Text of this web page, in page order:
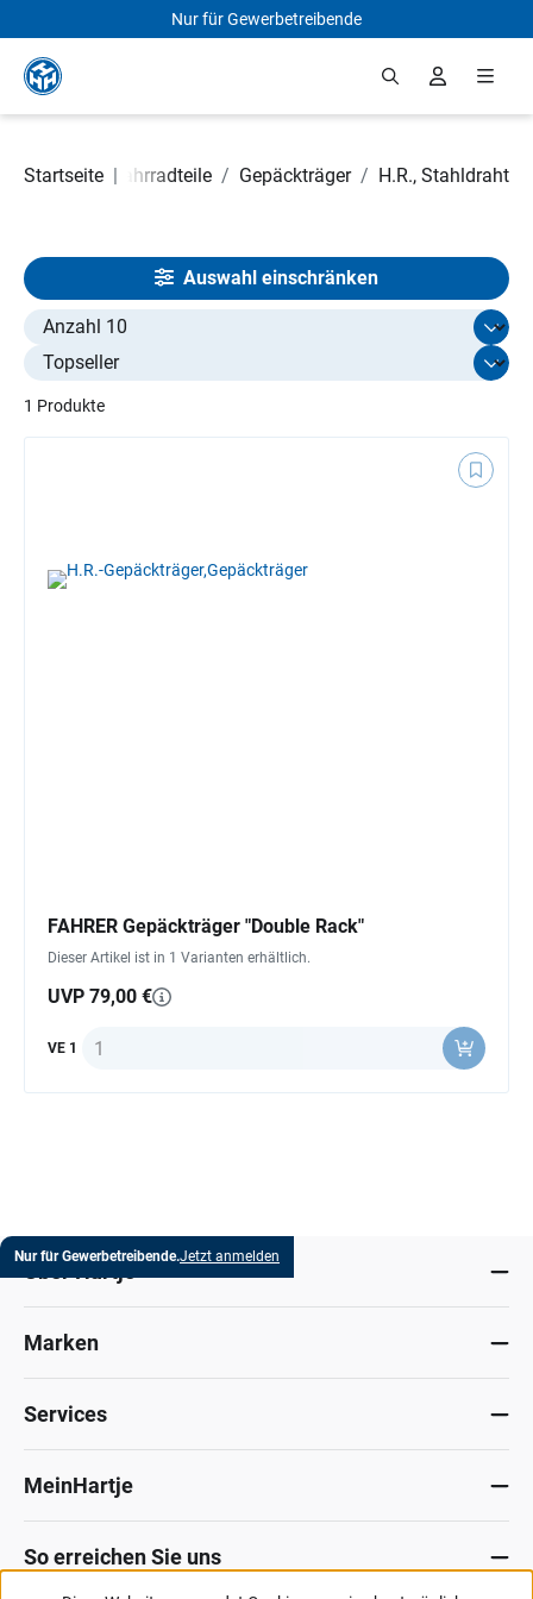
Zum Hauptinhalt springen
Nur für Gewerbetreibende
Startseite |Fahrradteile / Gepäckträger / H.R., Stahldraht
Auswahl einschränken
1 Produkte
Select limit
FAHRER Gepäckträger "Double Rack"
Dieser Artikel ist in 1 Varianten erhältlich.
UVP 79,00 €
VE 1 Anzahl
Nur für Gewerbetreibende.Jetzt anmelden
Marken
Services
MeinHartje
So erreichen Sie uns